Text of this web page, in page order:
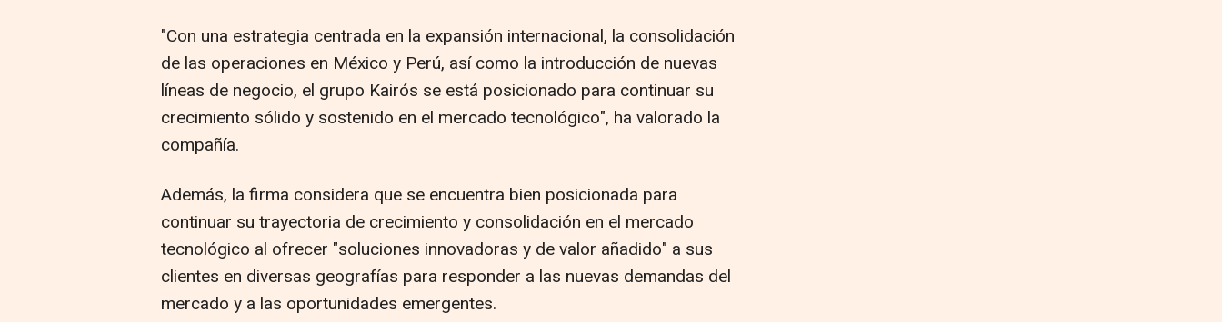
"Con una estrategia centrada en la expansión internacional, la consolidación
de las operaciones en México y Perú, así como la introducción de nuevas
líneas de negocio, el grupo Kairós se está posicionado para continuar su
crecimiento sólido y sostenido en el mercado tecnológico", ha valorado la
compañía.
Además, la firma considera que se encuentra bien posicionada para
continuar su trayectoria de crecimiento y consolidación en el mercado
tecnológico al ofrecer "soluciones innovadoras y de valor añadido" a sus
clientes en diversas geografías para responder a las nuevas demandas del
mercado y a las oportunidades emergentes.